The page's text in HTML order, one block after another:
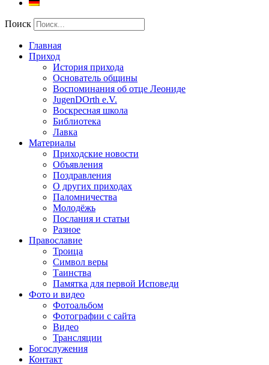
Поиск
Главная
Приход
История прихода
Основатель общины
Воспоминания об отце Леониде
JugenDOrth e.V.
Воскресная школа
Библиотека
Лавка
Материалы
Приходские новости
Объявления
Поздравления
О других приходах
Паломничества
Молодёжь
Послания и статьи
Разное
Православие
Троица
Символ веры
Таинства
Памятка для первой Исповеди
Фото и видео
Фотоальбом
Фотографии с сайта
Видео
Трансляции
Богослужения
Контакт